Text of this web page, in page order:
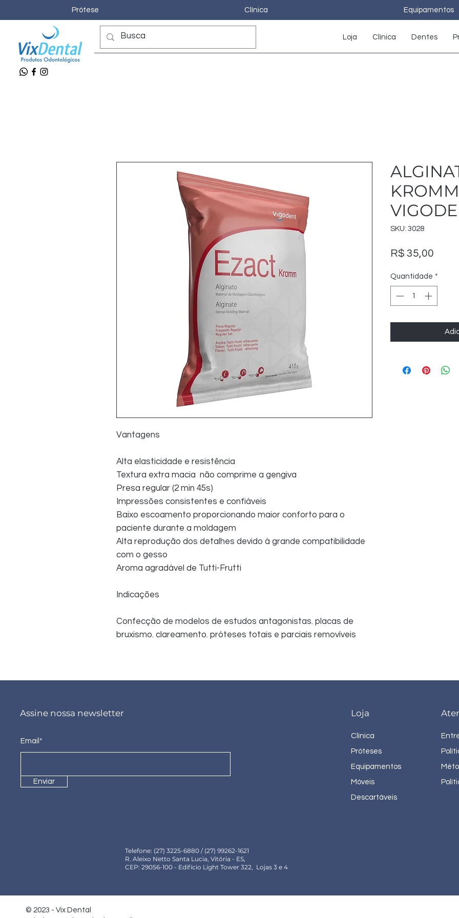
Prótese Clínica Equipamentos
Loja Clínica Dentes
Vantagens
Alta elasticidade e resistência
Textura extra macia  não comprime a gengiva
Presa regular (2 min 45s)
Impressões consistentes e confiáveis
Baixo escoamento proporcionando maior conforto para o
paciente durante a moldagem
Alta reprodução dos detalhes devido à grande compatibilidade
com o gesso
Aroma agradável de Tutti-Frutti
Indicações
Confecção de modelos de estudos antagonistas. placas de
bruxismo. clareamento. próteses totais e parciais removíveis
SKU: 3028
R$ 35,00
Quantidade *
Assine nossa newsletter
Email*
Enviar
Loja
Clínica
Próteses
Equipamentos
Móveis
Descartáveis
Telefone: (27) 3225-6880 / (27) 99262-1621
R. Aleixo Netto Santa Lucia, Vitória - ES,
CEP: 29056-100 - Edifício Light Tower 322, Lojas 3 e 4
© 2023 - Vix Dental